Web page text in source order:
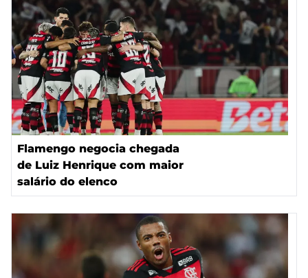
Flamengo negocia chegada
de Luiz Henrique com maior
salário do elenco